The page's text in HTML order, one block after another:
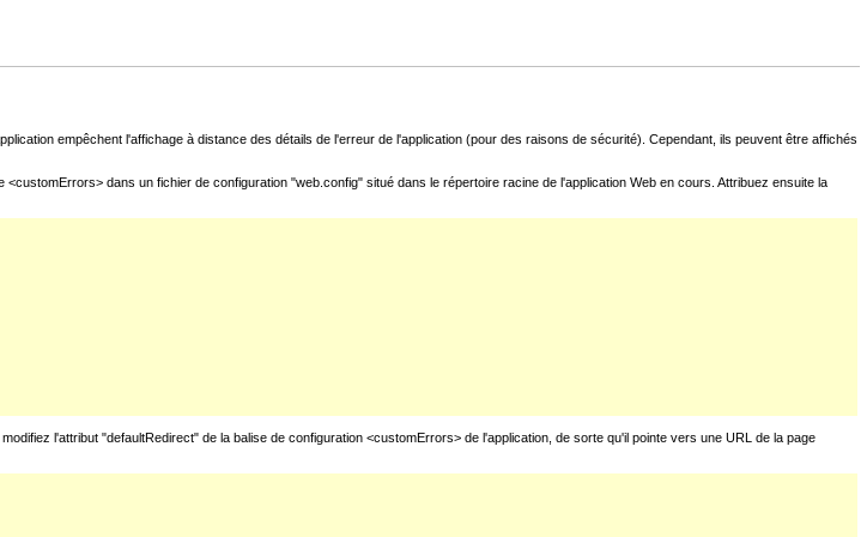
empêchent l'affichage à distance des détails de l'erreur de l'application (pour des raisons de sécurité). Cependant, ils peuvent être affichés
dans un fichier de configuration "web.config" situé dans le répertoire racine de l'application Web en cours. Attribuez ensuite la
l'attribut "defaultRedirect" de la balise de configuration <customErrors> de l'application, de sorte qu'il pointe vers une URL de la page